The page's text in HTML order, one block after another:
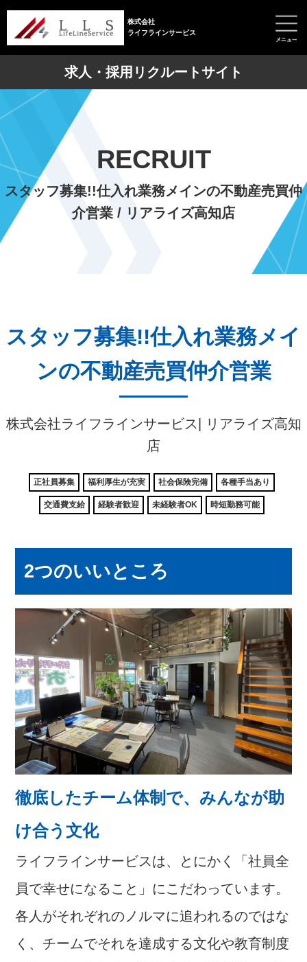
株式会社
ライフラインサービス
求人・採用リクルートサイト
RECRUIT
スタッフ募集!!仕入れ業務メインの不動産売買仲
介営業 / リアライズ高知店
スタッフ募集!!仕入れ業務メイ
ンの不動産売買仲介営業
株式会社ライフラインサービス| リアライズ高知
店
正社員募集 福利厚生が充実 社会保険完備 各種手当あり
交通費支給 経験者歓迎 未経験者OK 時短勤務可能
2つのいいところ
徹底したチーム体制で、みんなが助
け合う文化
ライフラインサービスは、とにかく「社員全
員で幸せになること」にこだわっています。
各人がそれぞれのノルマに追われるのではな
く、チームでそれを達成する文化や教育制度